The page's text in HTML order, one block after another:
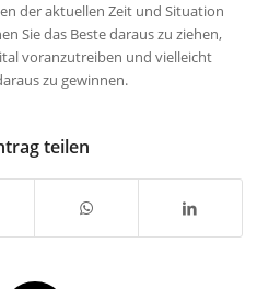
der aktuellen Zeit und Situation
Sie das Beste daraus zu ziehen,
voranzutreiben und vielleicht
zu gewinnen.
teilen